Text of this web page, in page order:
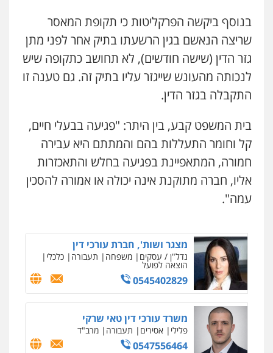
גיל פרידמן – משרד עו"ד
פלילי צווארון לבן מעצרים וחקירות מחיקת
רישום פלילי
0503366733
עורך דין פלילי רובי גלבוע
0505537656
חנא בולוס – משרד עורכי דין
פלילי פשיעה חמורה צווארון לבן נזיקין
0546661544
עו"ד אלון ארז
פלילי צבאי סמים אלימות במשפחה
לבן
0507368203
עו"ד לימור רוט חזן
פלילי מעצרים צווארון לבן פשיעה חמורה
0523407232
בנוסף ביקשה הפרקליטות כי תקופת המאסר
שריצה הנאשם בגין הרשעתו בתיק אחר לפני מתן
גזר הדין (שישה חודשים), לא תחושב כתקופה שיש
לנכותה מהעונש שייגזר עליו בתיק זה. גם טענה זו
התקבלה בגזר הדין.
בית המשפט קבע, בין היתר: "פגיעה בבעלי חיים,
קל וחומר התעללות בהם והמתתם היא עבירה
חמורה, המתאפיינת בפגיעה בחלש והתאכזרות
אליו, חברה מתוקנת אינה יכולה או אמורה להסכין
עמה".
משרד עורכי דין חן ברוך
פלילי דיני תעבורה מעצרים וחקירות
0505078733
פלילי פשיעה חמורה מעצרים וחקירות
0507446995
עו"ד ירון גיגי
פלילי
מצגר ושות', חברת עורכי דין
נדל"ן / עסקים משפחה תעבורה כלכלי
הוצאה לפועל
0545402829
משרד עורכי דין טאי שרקי
פלילי אסירים תעבורה מרב"ד
0547556464